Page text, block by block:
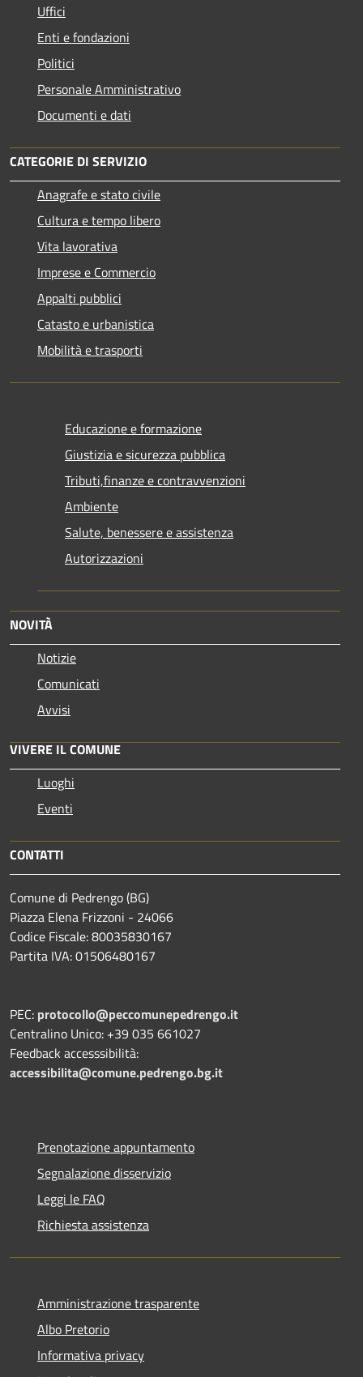
Uffici
Enti e fondazioni
Politici
Personale Amministrativo
Documenti e dati
CATEGORIE DI SERVIZIO
Anagrafe e stato civile
Cultura e tempo libero
Vita lavorativa
Imprese e Commercio
Appalti pubblici
Catasto e urbanistica
Mobilità e trasporti
Educazione e formazione
Giustizia e sicurezza pubblica
Tributi,finanze e contravvenzioni
Ambiente
Salute, benessere e assistenza
Autorizzazioni
NOVITÀ
Notizie
Comunicati
Avvisi
VIVERE IL COMUNE
Luoghi
Eventi
CONTATTI
Comune di Pedrengo (BG)
Piazza Elena Frizzoni - 24066
Codice Fiscale: 80035830167
Partita IVA: 01506480167
PEC: protocollo@peccomunepedrengo.it
Centralino Unico: +39 035 661027
Feedback accesssibilità:
accessibilita@comune.pedrengo.bg.it
Prenotazione appuntamento
Segnalazione disservizio
Leggi le FAQ
Richiesta assistenza
Amministrazione trasparente
Albo Pretorio
Informativa privacy